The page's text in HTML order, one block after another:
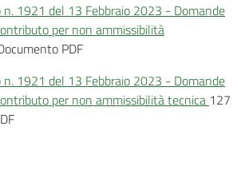
1921 del 13 Febbraio 2023 - Domande
per non ammissibilità
PDF
1921 del 13 Febbraio 2023 - Domande
per non ammissibilità tecnica 127